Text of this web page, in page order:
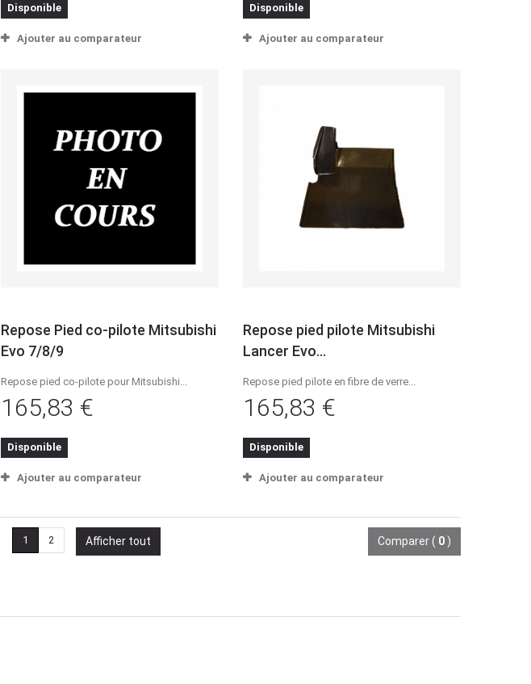
Disponible
Ajouter au comparateur
Disponible
Ajouter au comparateur
Repose Pied co-pilote Mitsubishi
Evo 7/8/9
Repose pied co-pilote pour Mitsubishi...
165,83 €
Disponible
Ajouter au comparateur
Repose pied pilote Mitsubishi
Lancer Evo...
Repose pied pilote en fibre de verre...
165,83 €
Disponible
Ajouter au comparateur
Comparer ( 0 )
Afficher tout
1 2